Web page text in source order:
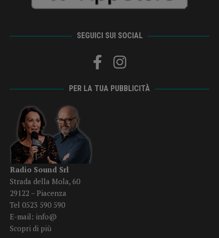
SEGUICI SUI SOCIAL
PER LA TUA PUBBLICITÀ
Radio Sound Srl
Strada della Mola, 60
29122 – Piacenza
Tel 0523 590 590
E-mail: info@
Scopri di più